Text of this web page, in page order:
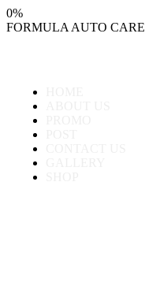
0%
FORMULA AUTO CARE